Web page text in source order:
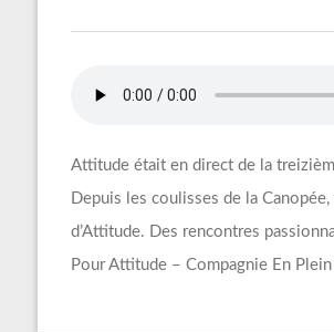
Attitude était en direct de la
Depuis les coulisses de la
d’Attitude. Des rencontres
Pour Attitude – Compagnie En Plein